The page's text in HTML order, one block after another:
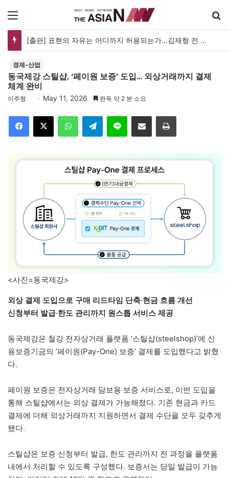
메뉴
[출판] 표현의 자유는 어디까지 허용되는가…김재형 전 대법관 ‘언론과 인격권’
경제-산업
동국제강 스틸샵, ‘페이원 보증’ 도입… 외상거래까지 결제
체계 완비
이주형 May 11, 2026 완독 약 2 분 소요
Facebook
X WhatsAppTelegramLine 이메일 인쇄
<사진=동국제강>
외상 결제 도입으로 구매 리드타임 단축·현금 흐름 개선
신청부터 발급·한도 관리까지 원스톱 서비스 제공
동국제강은 철강 전자상거래 플랫폼 ‘스틸샵(steelshop)’에 신
용보증기금의 ‘페이원(Pay-One) 보증’ 결제를 도입했다고 밝혔
다.
페이원 보증은 전자상거래 담보용 보증 서비스로, 이번 도입을
통해 스틸샵에서는 외상 결제가 가능해졌다. 기존 현금과 카드
결제에 더해 외상거래까지 지원하면서 결제 수단을 모두 갖추게
됐다.
스틸샵은 보증 신청부터 발급, 한도 관리까지 전 과정을 플랫폼
내에서 처리할 수 있도록 구성했다. 보증서는 당일 발급이 가능